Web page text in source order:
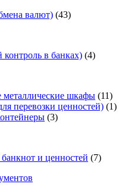
валют) (43)
в банках) (4)
металлические шкафы (11)
перевозки ценностей) (1)
(3)
и ценностей (7)